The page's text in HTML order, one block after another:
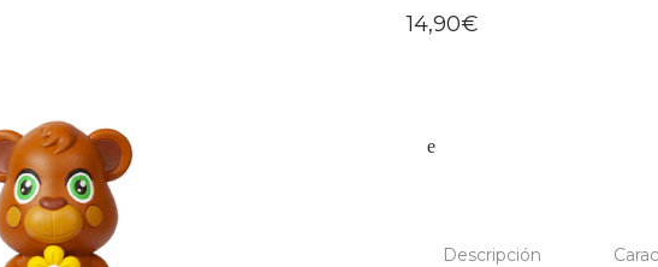
14,90€
Descripción